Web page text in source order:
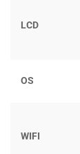
dùng có
bàn phím
HIỆU
MẠNH MẼ
LCD
OS
WIFI